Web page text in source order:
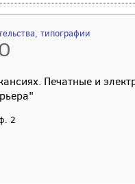
типографии
Печатные и
2